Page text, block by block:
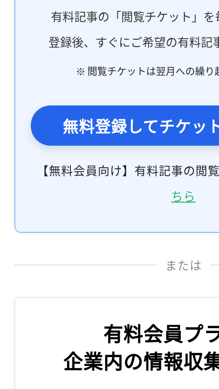
有料記事の「閲覧チケット」
登録後、すぐにご希望の有料記
※ 閲覧チケットは翌月への繰り
無料登録してチケッ
【無料会員向け】有料記事の閲
ちら
または
有料会員プ
企業内の情報収